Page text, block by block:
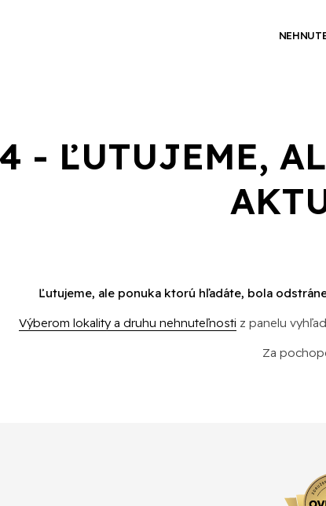
- ĽUTUJEME,
Ľutujeme, ale ponuka ktorú hľadáte, bola
Výberom lokality a druhu nehnuteľnosti z panelu
Za